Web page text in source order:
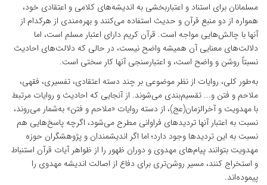
مسلمانان برای استناد و اعتباربخشی به اندیشه‌های کلامی و اعتقادی خود،
همواره از دو منبع قرآن و حدیث استفاده می‌کنند و بهره‌مندی از هرکدام از
آنها با چالش‌هایی مواجه است. قرآن کریم دارای اعتبار مسلم است، اما
دلالت‌های معنایی آن همیشه واضح نیست، در حالی‌ که دلالت‌های احادیث
نسبتاً روشن و واضح است، و اعتبارسنجی آنها کار سختی است.
به‌طور کلی، روایات از نظر موضوعی بر چند دسته اعتقادی، تفسیری، فقهی،
ملاحم و فتن و... تقسیم‌بندی می‌شوند. از آنجایی که احادیث و روایات مرتبط
با مهدویت و آخرالزمان(عج)، از دسته روایات «ملاحم و فتن» به‌شمار می‌روند،
نسبت به اعتبار آنها تردیدهای فراوانی مطرح می‌شود، اگرچه پاسخ‌هایی هم
نسبت به این تردیدها وجود دارد؛ اما اگر اندیشمندان و پژوهشگران حوزه
مهدویت بتوانند پیام‌های مهدوی و دوران ظهور را از ظواهر آیات قرآن استنباط
و استخراج کنند، مسیر روشن‌تری برای دفاع از اصالت اندیشه مهدوی را
پیموده‌اند.